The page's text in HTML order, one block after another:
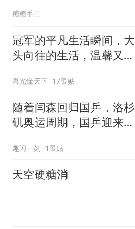
糖糖手工
冠军的平凡生活瞬间，大
头向往的生活，温馨又真
喜光懂天下 17跟贴
随着闫森回归国乒，洛杉
矶奥运周期，国乒迎来三
趣闪一刻 1跟贴
天空硬糖消